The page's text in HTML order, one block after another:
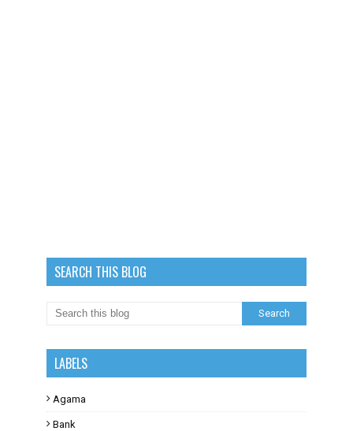
SEARCH THIS BLOG
LABELS
Agama
Bank